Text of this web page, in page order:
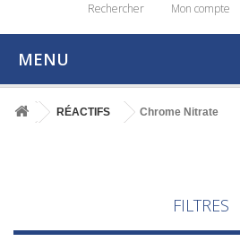
Rechercher Mon compte
MENU
RÉACTIFS Chrome Nitrate
FILTRES